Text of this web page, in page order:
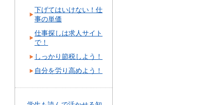
下げてはいけない！仕
事の単価
仕事探しは求人サイト
で！
しっかり節税しよう！
自分を労り高めよう！